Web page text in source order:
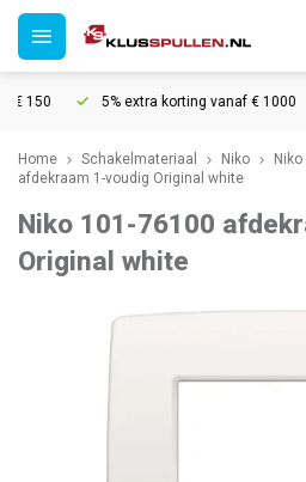
150 5% extra korting vanaf € 1000
Home Schakelmateriaal Niko Niko
afdekraam 1-voudig Original white
Niko 101-76100
Original white